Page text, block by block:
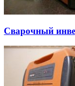
Сварочный